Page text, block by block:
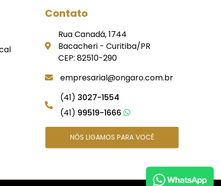
Contato
Rua Canadá, 1744
Bacacheri - Curitiba/PR
CEP: 82510-290
empresarial@ongaro.com.br
(41) 3027-1554
(41) 99519-1666
NÓS LIGAMOS PARA VOCÊ